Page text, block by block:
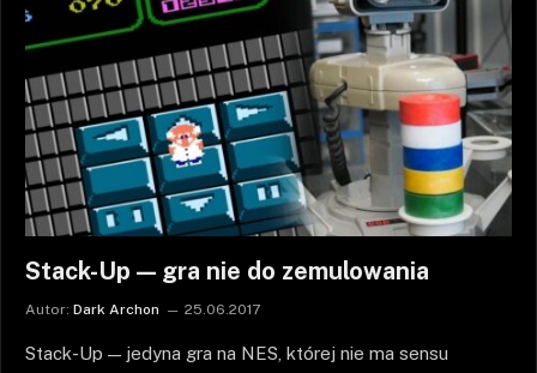
Stack-Up — gra nie do zemulowania
Autor: Dark Archon 25.06.2017
Stack-Up — jedyna gra na NES, której nie ma sensu